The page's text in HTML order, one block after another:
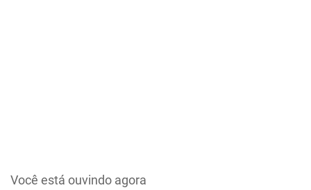
Você está ouvindo agora